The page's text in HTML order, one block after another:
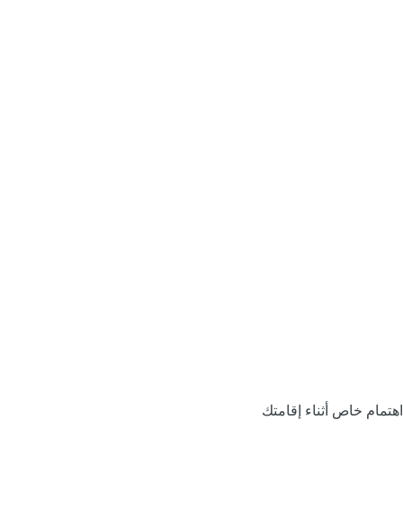
اهتمام خاص أثناء إقامتك